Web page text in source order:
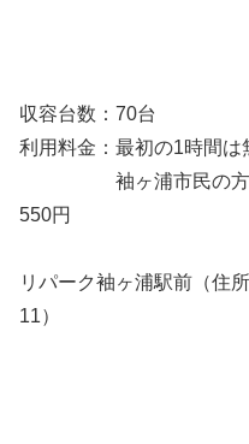
収容台数：70台
利用料金：最初の1時間は
袖ヶ浦市民の方は1
550円
リパーク袖ヶ浦駅前（住
11）